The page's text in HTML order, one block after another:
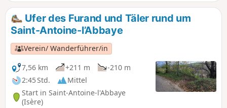
Ufer des Furand und Täler rund um
Saint-Antoine-l’Abbaye
Verein/ Wanderführer/in
7,56 km
+211 m
-210 m
2:45 Std.
Mittel
Start in Saint-Antoine-l'Abbaye
(Isère)